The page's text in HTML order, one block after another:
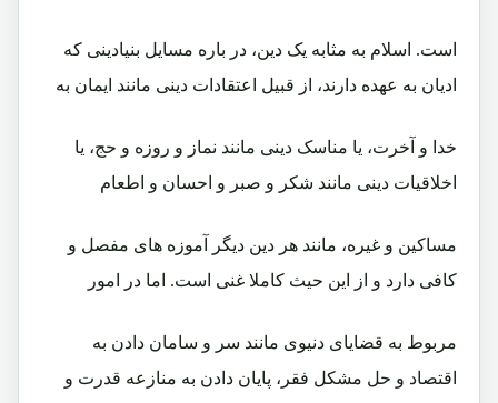
است. اسلام به مثابه یک دین، در باره مسایل بنیادینی که
ادیان به عهده دارند، از قبیل اعتقادات دینی مانند ایمان به
خدا و آخرت، یا مناسک دینی مانند نماز و روزه و حج، یا
اخلاقیات دینی مانند شکر و صبر و احسان و اطعام
مساکین و غیره، مانند هر دین دیگر آموزه های مفصل و
کافی دارد و از این حیث کاملا غنی است. اما در امور
مربوط به قضایای دنیوی مانند سر و سامان دادن به
اقتصاد و حل مشکل فقر، پایان دادن به منازعه قدرت و